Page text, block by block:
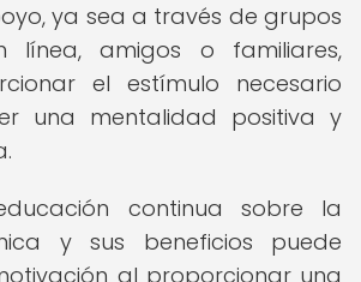
ya sea a través de grupos
línea, amigos o familiares,
el estímulo necesario
una mentalidad positiva y
continua sobre la
y sus beneficios puede
al proporcionar una